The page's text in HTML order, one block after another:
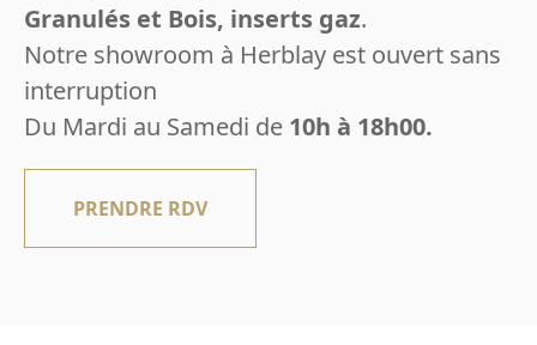
Granulés et Bois, inserts gaz.
Notre showroom à Herblay est ouvert sans
interruption
Du Mardi au Samedi de 10h à 18h00.
PRENDRE RDV